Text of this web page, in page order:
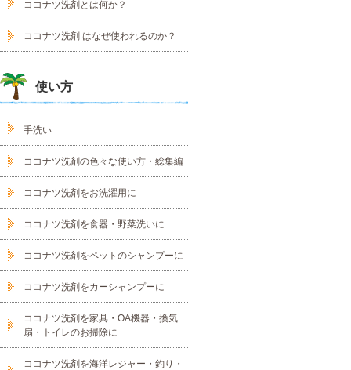
ココナツ洗剤とは何か？
ココナツ洗剤 はなぜ使われるのか？
使い方
手洗い
ココナツ洗剤の色々な使い方・総集編
ココナツ洗剤をお洗濯用に
ココナツ洗剤を食器・野菜洗いに
ココナツ洗剤をペットのシャンプーに
ココナツ洗剤をカーシャンプーに
ココナツ洗剤を家具・OA機器・換気
扇・トイレのお掃除に
ココナツ洗剤を海洋レジャー・釣り・